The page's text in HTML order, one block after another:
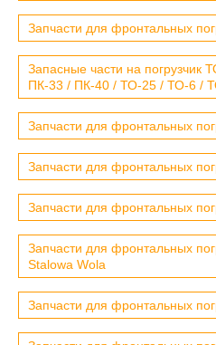
Запчасти для фронтальных
Запасные части на погрузчик
ПК-33 / ПК-40 / ТО-25 / ТО-6 /
Запчасти для фронтальных
Запчасти для фронтальных
Запчасти для фронтальных
Запчасти для фронтальных
Stalowa Wola
Запчасти для фронтальных